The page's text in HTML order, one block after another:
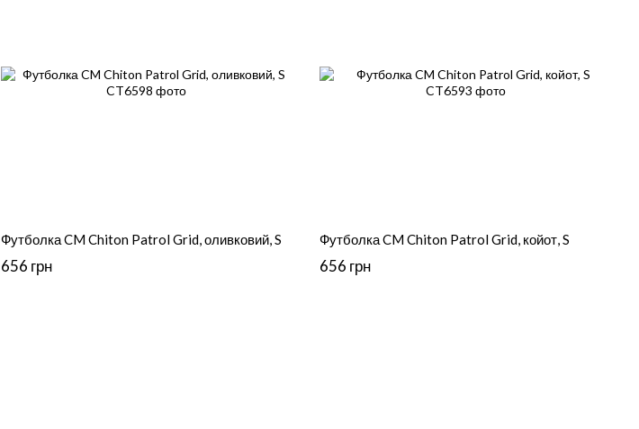
Футболка CM Chiton Patrol Grid, оливковий, S
656 грн
Футболка CM Chiton Patrol Grid, койот, S
656 грн